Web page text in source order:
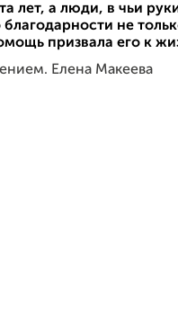
лет, а люди, в чьи
не
призвала его к
Елена Макеева